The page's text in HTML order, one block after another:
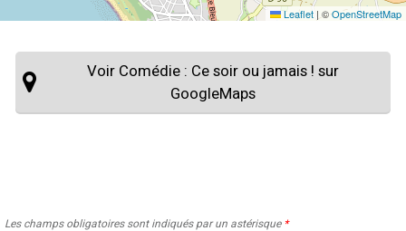
Leaflet | ©OpenStreetMap
Voir Comédie : Ce soir ou jamais ! sur
GoogleMaps
Les champs obligatoires sont indiqués par un astérisque *